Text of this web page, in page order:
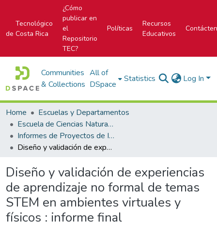
Tecnológico
de Costa Rica
¿Cómo
publicar en
el
Repositorio
TEC?
Políticas
Recursos
Educativos
Communities
& Collections
All of
DSpace
Statistics Log In
Home
Escuelas y Departamentos
Escuela de Ciencias Naturales y Exactas
Informes de Proyectos de Investigación
Diseño y validación de experiencias de aprendizaje no formal de temas STEM en ambientes virtuales y físicos : informe final
Diseño y validación de experiencias
de aprendizaje no formal de temas
STEM en ambientes virtuales y
físicos : informe final